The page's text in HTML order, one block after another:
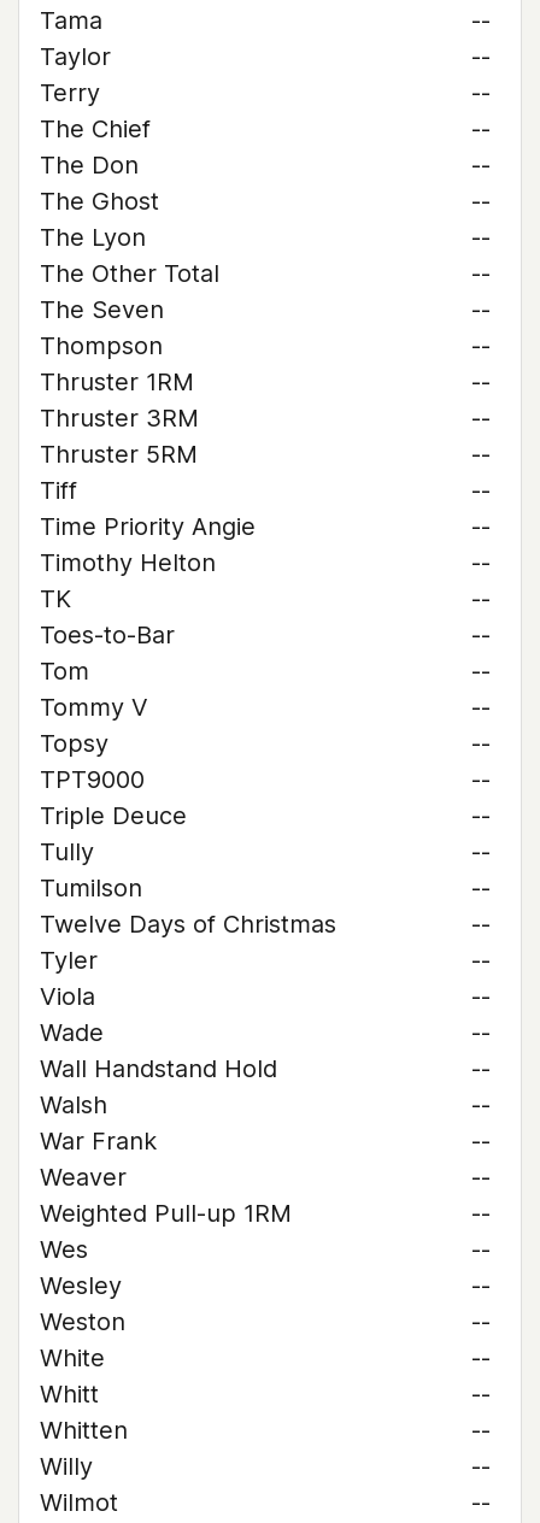
Tama
--
Taylor
--
Terry
--
The Chief
--
The Don
--
The Ghost
--
The Lyon
--
The Other Total
--
The Seven
--
Thompson
--
Thruster 1RM
--
Thruster 3RM
--
Thruster 5RM
--
Tiff
--
Time Priority Angie
--
Timothy Helton
--
TK
--
Toes-to-Bar
--
Tom
--
Tommy V
--
Topsy
--
TPT9000
--
Triple Deuce
--
Tully
--
Tumilson
--
Twelve Days of Christmas
--
Tyler
--
Viola
--
Wade
--
Wall Handstand Hold
--
Walsh
--
War Frank
--
Weaver
--
Weighted Pull-up 1RM
--
Wes
--
Wesley
--
Weston
--
White
--
Whitt
--
Whitten
--
Willy
--
Wilmot
--